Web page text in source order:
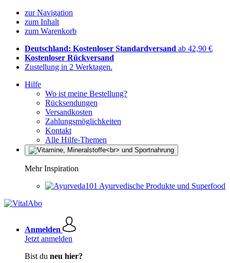
zur Navigation
zum Inhalt
zum Warenkorb
Deutschland: Kostenloser Standardversand ab 42,90 €
Kostenloser Rückversand
Zustellung in 2 Werktagen.
Hilfe
Wo ist meine Bestellung?
Rücksendungen
Versandkosten
Zahlungsmöglichkeiten
Kontakt
Alle Hilfe-Themen
Mehr Inspiration
Ayurvedische Produkte und Superfood
Anmelden
Jetzt anmelden
Bist du neu hier?